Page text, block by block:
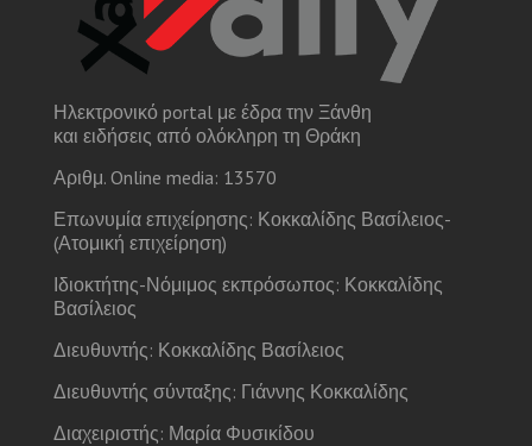
Ηλεκτρονικό portal με έδρα την Ξάνθη
και ειδήσεις από ολόκληρη τη Θράκη
Αριθμ. Online media: 13570
Επωνυμία επιχείρησης: Κοκκαλίδης Βασίλειος-
(Ατομική επιχείρηση)
Ιδιοκτήτης-Νόμιμος εκπρόσωπος: Κοκκαλίδης
Βασίλειος
Διευθυντής: Κοκκαλίδης Βασίλειος
Διευθυντής σύνταξης: Γιάννης Κοκκαλίδης
Διαχειριστής: Μαρία Φυσικίδου